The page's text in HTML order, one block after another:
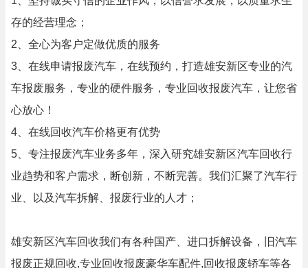
存的经营理念；
2、全心为客户定做优质的服务
3、在线申请报废汽车，在线预约，打造雄安新区专业的汽
车报废服务，专业的硬件服务，专业回收报废汽车，让您省
心放心！
4、在线回收汽车价格更有优势
5、专注报废汽车业务多年，深入研究雄安新区汽车回收行
业趋势和客户需求，断创新，不断完善。我们汇聚了汽车行
业、以及汽车拆解、报废行业的人才；
雄安新区汽车回收我们有各种国产、进口拆解设备，旧汽车
报废正规回收,专业回收报废豪华车配件,回收报废轿车等各